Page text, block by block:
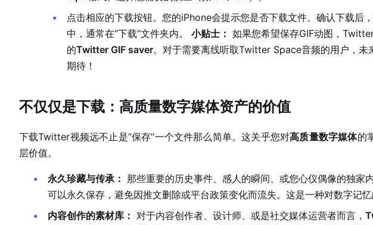
点击相应的下载按钮。您的iPhone会提示您是否下载文件。确认下载后
中，通常在“下载”文件夹内。 小贴士： 如果您希望保存GIF动图，
的Twitter GIF saver。对于需要离线听取Twitter Space音频的用户，未
期待！
不仅仅是下载：高质量数字媒体资产的价值
下载Twitter视频远不止是“保存”一个文件那么简单。这关乎您对高质量数字媒体的
层价值。
永久珍藏与传承： 那些重要的历史事件、感人的瞬间、或您心仪偶像的独家
可以永久保存，避免因推文删除或平台政策变化而流失。这是一种对数字记忆
内容创作的素材库： 对于内容创作者、设计师、或是社交媒体运营者而言，